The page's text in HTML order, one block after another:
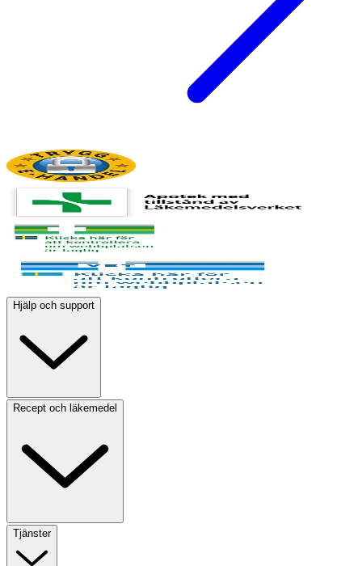
Hjälp och support
Recept och läkemedel
Tjänster